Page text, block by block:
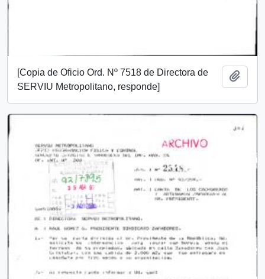
[Copia de Oficio Ord. Nº 7518 de Directora de
SERVIU Metropolitano, responde]